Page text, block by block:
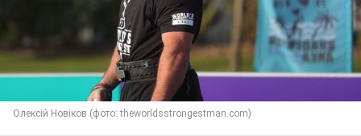
Олексій Новіков (фото: theworldsstrongestman.com)